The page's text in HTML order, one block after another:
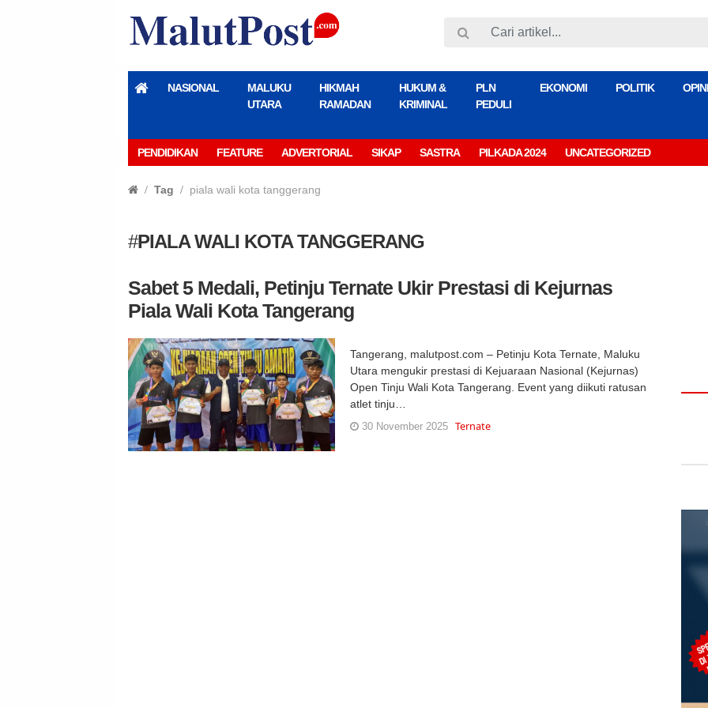
NASIONAL
MALUKU
UTARA
HIKMAH
RAMADAN
HUKUM &
KRIMINAL
PLN
PEDULI
EKONOMI POLITIK OPINI
PENDIDIKAN FEATURE ADVERTORIAL SIKAP SASTRA PILKADA 2024 UNCATEGORIZED
Tag piala wali kota tanggerang
#PIALA WALI KOTA TANGGERANG
Sabet 5 Medali, Petinju Ternate Ukir Prestasi di Kejurnas
Piala Wali Kota Tangerang
Tangerang, malutpost.com – Petinju Kota Ternate, Maluku
Utara mengukir prestasi di Kejuaraan Nasional (Kejurnas)
Open Tinju Wali Kota Tangerang. Event yang diikuti ratusan
atlet tinju…
30 November 2025 Ternate